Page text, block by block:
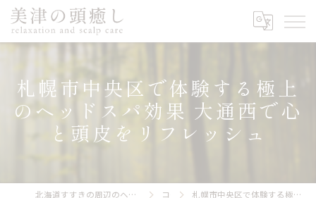
札幌市中央区で体験する極上
のヘッドスパ効果 大通西で心
と頭皮をリフレッシュ
北海道すすきの周辺のヘッドスパなら美津の頭癒し relaxation and scalp care コラム 札幌市中央区で体験する極上のヘッドスパ効果 大通西で心と頭皮をリフレッシュ